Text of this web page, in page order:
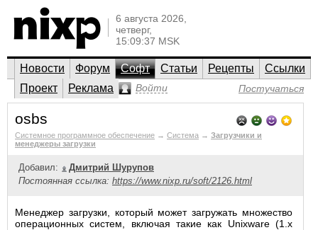
6 августа 2026,
четверг,
15:09:37 MSK
Новости Форум Софт Статьи Рецепты
Ссылки
Проект
Реклама Войти Постучаться
osbs
Системное программное обеспечение → Система → Загрузчики и
менеджеры загрузки
Добавил:
Дмитрий Шурупов
Постоянная ссылка: https://www.nixp.ru/soft/2126.html
Менеджер загрузки, который может загружать множество
операционных систем, включая такие как Unixware (1.x